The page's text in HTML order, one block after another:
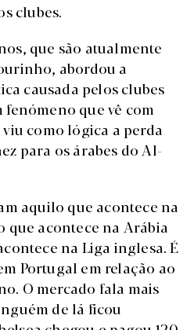
clubes.
que são atualmente
abordou a
causada pelos clubes
fenómeno que vê com
como lógica a perda
para os árabes do Al-
aquilo que acontece na
que acontece na Arábia
na Liga inglesa. É
Portugal em relação ao
O mercado fala mais
de lá ficou